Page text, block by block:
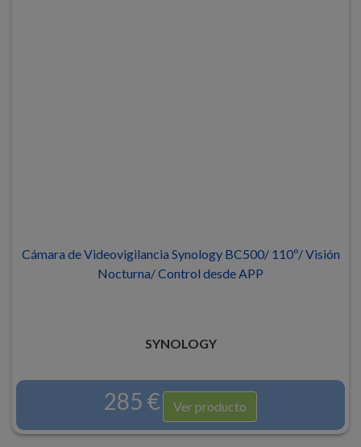
Cámara de Videovigilancia Synology BC500/ 110º/ Visión
Nocturna/ Control desde APP
SYNOLOGY
285 € Ver producto